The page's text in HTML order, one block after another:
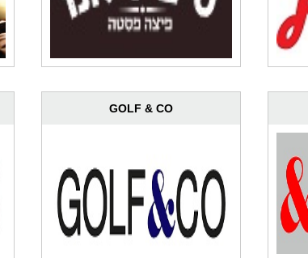
GOLF & CO